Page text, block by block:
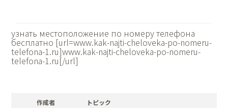
узнать местоположение по номеру телефона
бесплатно [url=www.kak-najti-cheloveka-po-nomeru-
telefona-1.ru]www.kak-najti-cheloveka-po-nomeru-
telefona-1.ru[/url]
作成者
トピック